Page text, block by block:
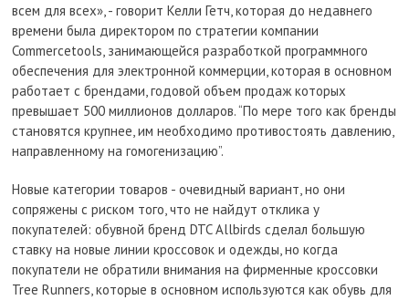
всем для всех», - говорит Келли Гетч, которая до недавнего
времени была директором по стратегии компании
Commercetools, занимающейся разработкой программного
обеспечения для электронной коммерции, которая в основном
работает с брендами, годовой объем продаж которых
превышает 500 миллионов долларов. “По мере того как бренды
становятся крупнее, им необходимо противостоять давлению,
направленному на гомогенизацию”.
Новые категории товаров - очевидный вариант, но они
сопряжены с риском того, что не найдут отклика у
покупателей: обувной бренд DTC Allbirds сделал большую
ставку на новые линии кроссовок и одежды, но когда
покупатели не обратили внимания на фирменные кроссовки
Tree Runners, которые в основном используются как обувь для